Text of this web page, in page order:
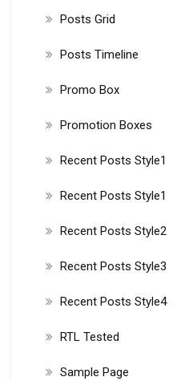
Posts Grid
Posts Timeline
Promo Box
Promotion Boxes
Recent Posts Style1
Recent Posts Style1
Recent Posts Style2
Recent Posts Style3
Recent Posts Style4
RTL Tested
Sample Page